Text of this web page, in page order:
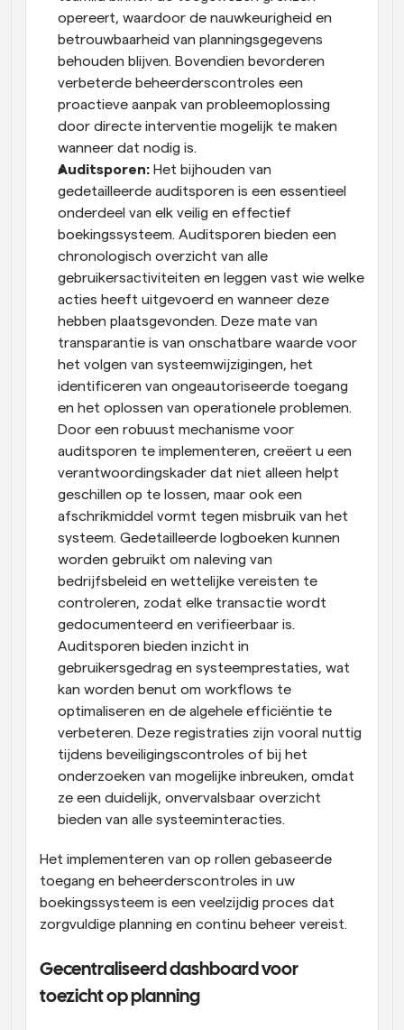
opereert, waardoor de nauwkeurigheid en
betrouwbaarheid van planningsgegevens
behouden blijven. Bovendien bevorderen
verbeterde beheerderscontroles een
proactieve aanpak van probleemoplossing
door directe interventie mogelijk te maken
wanneer dat nodig is.
Auditsporen: Het bijhouden van
gedetailleerde auditsporen is een essentieel
onderdeel van elk veilig en effectief
boekingssysteem. Auditsporen bieden een
chronologisch overzicht van alle
gebruikersactiviteiten en leggen vast wie welke
acties heeft uitgevoerd en wanneer deze
hebben plaatsgevonden. Deze mate van
transparantie is van onschatbare waarde voor
het volgen van systeemwijzigingen, het
identificeren van ongeautoriseerde toegang
en het oplossen van operationele problemen.
Door een robuust mechanisme voor
auditsporen te implementeren, creëert u een
verantwoordingskader dat niet alleen helpt
geschillen op te lossen, maar ook een
afschrikmiddel vormt tegen misbruik van het
systeem. Gedetailleerde logboeken kunnen
worden gebruikt om naleving van
bedrijfsbeleid en wettelijke vereisten te
controleren, zodat elke transactie wordt
gedocumenteerd en verifieerbaar is.
Auditsporen bieden inzicht in
gebruikersgedrag en systeemprestaties, wat
kan worden benut om workflows te
optimaliseren en de algehele efficiëntie te
verbeteren. Deze registraties zijn vooral nuttig
tijdens beveiligingscontroles of bij het
onderzoeken van mogelijke inbreuken, omdat
ze een duidelijk, onvervalsbaar overzicht
bieden van alle systeeminteracties.
Het implementeren van op rollen gebaseerde
toegang en beheerderscontroles in uw
boekingssysteem is een veelzijdig proces dat
zorgvuldige planning en continu beheer vereist.
Gecentraliseerd dashboard voor
toezicht op planning